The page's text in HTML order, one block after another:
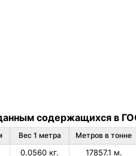
содержащихся в
Вес 1 метра Метров в тонне
0.0560 кг. 17857.1 м.